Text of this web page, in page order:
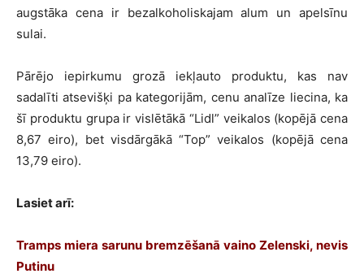
augstāka cena ir bezalkoholiskajam alum un apelsīnu
sulai.
Pārējo iepirkumu grozā iekļauto produktu, kas nav
sadalīti atsevišķi pa kategorijām, cenu analīze liecina, ka
šī produktu grupa ir vislētākā “Lidl” veikalos (kopējā cena
8,67 eiro), bet visdārgākā “Top” veikalos (kopējā cena
13,79 eiro).
Lasiet arī:
Tramps miera sarunu bremzēšanā vaino Zelenski, nevis
Putinu